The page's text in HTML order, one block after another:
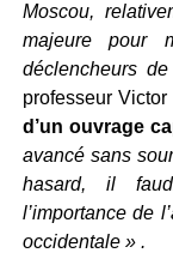
Moscou,
majeure pour
déclencheurs
professeur
d’un ouvrage
avancé sans
hasard, il
l’importance de
occidentale » .